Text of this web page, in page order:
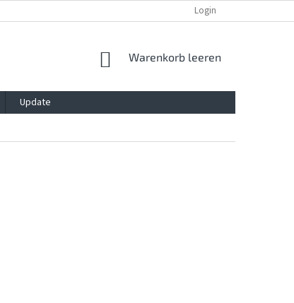
Login
WARENKORB
Warenkorb leeren
Update